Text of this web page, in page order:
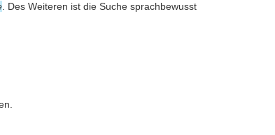
. Des Weiteren ist die Suche sprachbewusst